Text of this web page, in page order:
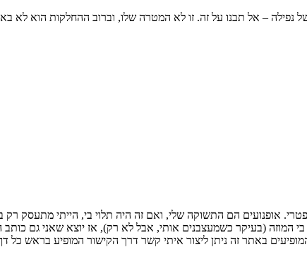
– אל תבנו על זה. זו לא המטרה שלו, וברוב ההחלקות הוא לא
אופנועים הם התשוקה שלי, ואם זה היה תלוי בי, הייתי מתעסק
המוזה (בעיקר כשמעצבנים אותי, אבל לא רק), אז יוצא שאני גם כותב